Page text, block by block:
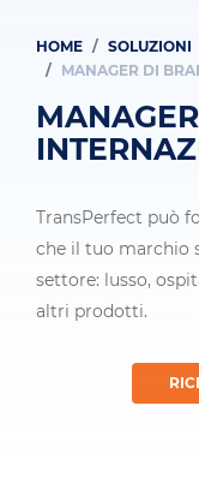
Briciole
pane
HOME SOLUZIONI
MANAGER DI
TransPerfect può
che il tuo marchio
settore: lusso,
altri prodotti.